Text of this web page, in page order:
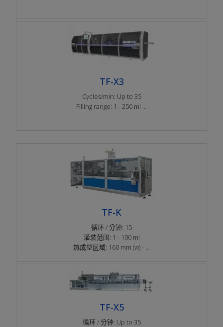
TF-X3
Cycles/min: Up to 35
Filling range: 1 - 250 ml ...
TF-K
循环 / 分钟: 15
灌装范围: 1 - 100 ml
热成型区域: 160 mm (w) - ...
TF-X5
循环 / 分钟: Up to 35